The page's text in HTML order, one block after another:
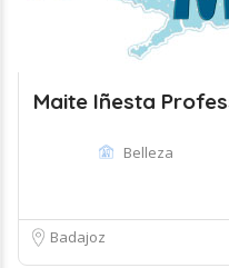
Maite Iñesta
Belleza
Badajoz